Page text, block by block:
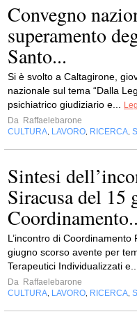
Convegno
superamento
Santo...
Si è svolto a Caltagirone,
nazionale sul tema “Dalla
psichiatrico giudiziario e...
Da Raffaelebarone
CULTURA LAVORO RICERCA
Sintesi
Siracusa del 15
L’incontro di
giugno scorso avente per
Terapeutici Individualizzati e...
Da Raffaelebarone
CULTURA LAVORO RICERCA